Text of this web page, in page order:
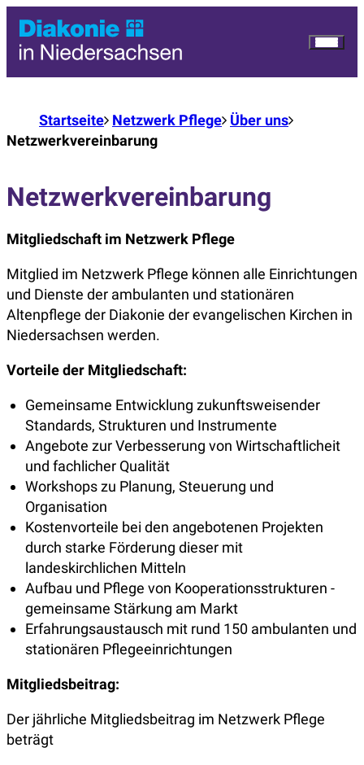
Startseite Netzwerk Pflege Über uns
Netzwerkvereinbarung
Netzwerkvereinbarung
Mitgliedschaft im Netzwerk Pflege
Mitglied im Netzwerk Pflege können alle Einrichtungen
und Dienste der ambulanten und stationären
Altenpflege der Diakonie der evangelischen Kirchen in
Niedersachsen werden.
Vorteile der Mitgliedschaft:
Gemeinsame Entwicklung zukunftsweisender
Standards, Strukturen und Instrumente
Angebote zur Verbesserung von Wirtschaftlicheit
und fachlicher Qualität
Workshops zu Planung, Steuerung und
Organisation
Kostenvorteile bei den angebotenen Projekten
durch starke Förderung dieser mit
landeskirchlichen Mitteln
Aufbau und Pflege von Kooperationsstrukturen -
gemeinsame Stärkung am Markt
Erfahrungsaustausch mit rund 150 ambulanten und
stationären Pflegeeinrichtungen
Mitgliedsbeitrag:
Der jährliche Mitgliedsbeitrag im Netzwerk Pflege
beträgt